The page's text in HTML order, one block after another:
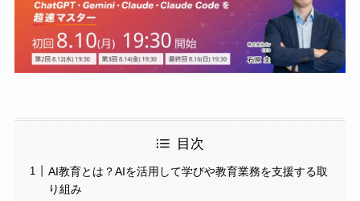
目次
AI教育とは？AIを活用して学びや教育業務を支援する取
り組み